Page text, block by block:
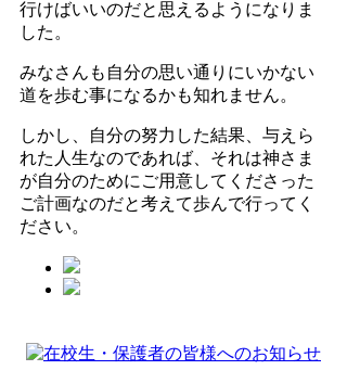
行けばいいのだと思えるようになりま
した。
みなさんも自分の思い通りにいかない
道を歩む事になるかも知れません。
しかし、自分の努力した結果、与えら
れた人生なのであれば、それは神さま
が自分のためにご用意してくださった
ご計画なのだと考えて歩んで行ってく
ださい。